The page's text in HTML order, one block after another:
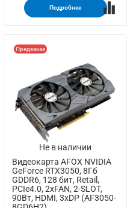
Подробнее
Не в наличии
Предзаказ
Видеокарта AFOX NVIDIA
GeForce RTX3050, 8Гб
GDDR6, 128 бит, Retail,
PCIe4.0, 2xFAN, 2-SLOT,
90Вт, HDMI, 3xDP (AF3050-